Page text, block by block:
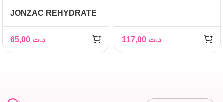
JONZAC REHYDRATE
30ML
د.ت د.ت